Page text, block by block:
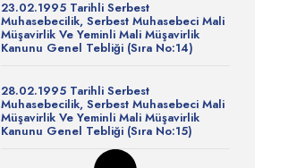
23.02.1995 Tarihli Serbest
Muhasebecilik, Serbest Muhasebeci Mali
Müşavirlik Ve Yeminli Mali Müşavirlik
Kanunu Genel Tebliği (Sıra No:14)
28.02.1995 Tarihli Serbest
Muhasebecilik, Serbest Muhasebeci Mali
Müşavirlik Ve Yeminli Mali Müşavirlik
Kanunu Genel Tebliği (Sıra No:15)